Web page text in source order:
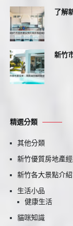
了解
新竹
精選分類
其他分類
新竹優質房地產
新竹各大景點介紹
生活小品
健康生活
貓咪知識